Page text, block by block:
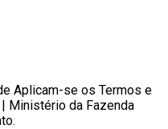
Aplicam-se os Termos e
Ministério da Fazenda